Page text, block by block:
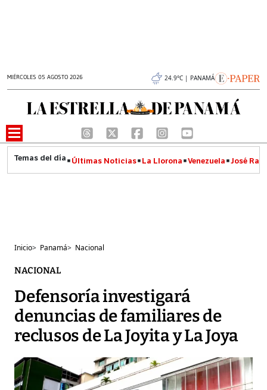
MIÉRCOLES 05 AGOSTO 2026 24.9°C | PANAMÁ
Últimas Noticias La Llorona Venezuela José
Inicio> Panamá> Nacional
NACIONAL
Defensoría investigará
denuncias de familiares de
reclusos de La Joyita y La Joya